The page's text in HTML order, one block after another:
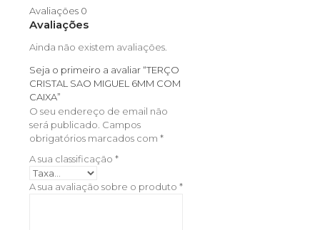
Avaliações 0
Avaliações
Ainda não existem avaliações.
Seja o primeiro a avaliar “TERÇO
CRISTAL SAO MIGUEL 6MM COM
CAIXA”
O seu endereço de email não
será publicado. Campos
obrigatórios marcados com *
A sua classificação *
A sua avaliação sobre o produto *